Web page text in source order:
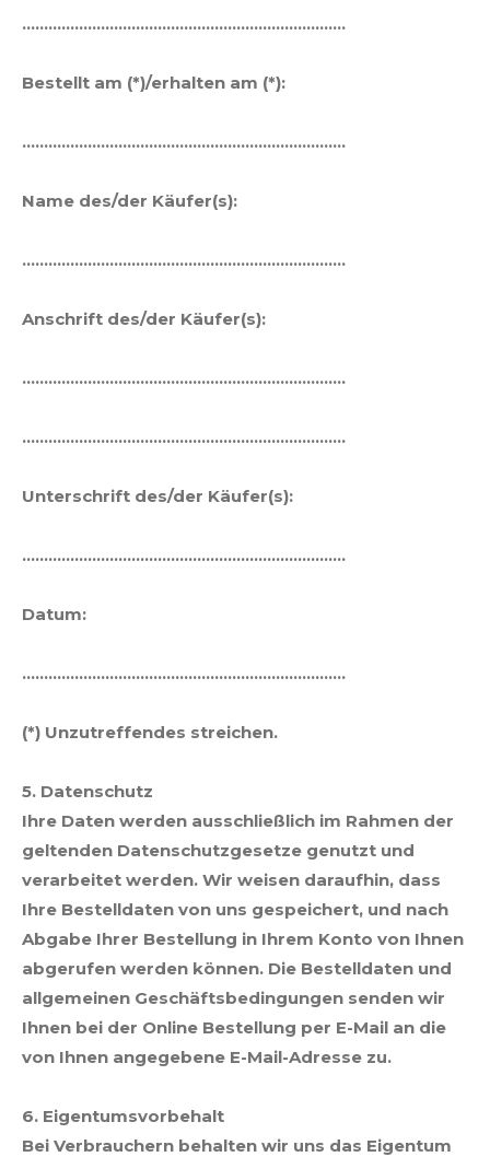
………………………………………………………………..
Bestellt am (*)/erhalten am (*):
………………………………………………………………..
Name des/der Käufer(s):
………………………………………………………………..
Anschrift des/der Käufer(s):
………………………………………………………………..
………………………………………………………………..
Unterschrift des/der Käufer(s):
………………………………………………………………..
Datum:
………………………………………………………………..
(*) Unzutreffendes streichen.
5. Datenschutz
Ihre Daten werden ausschließlich im Rahmen der
geltenden Datenschutzgesetze genutzt und
verarbeitet werden. Wir weisen daraufhin, dass
Ihre Bestelldaten von uns gespeichert, und nach
Abgabe Ihrer Bestellung in Ihrem Konto von Ihnen
abgerufen werden können. Die Bestelldaten und
allgemeinen Geschäftsbedingungen senden wir
Ihnen bei der Online Bestellung per E-Mail an die
von Ihnen angegebene E-Mail-Adresse zu.
6. Eigentumsvorbehalt
Bei Verbrauchern behalten wir uns das Eigentum